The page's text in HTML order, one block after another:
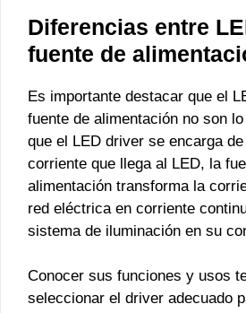
Diferencias entre
fuente de
Es importante destacar que el
fuente de alimentación no son
que el LED driver se encarga
corriente que llega al LED, la
alimentación transforma la
red eléctrica en corriente
sistema de iluminación en su
Conocer sus funciones y usos
seleccionar el driver adecuado